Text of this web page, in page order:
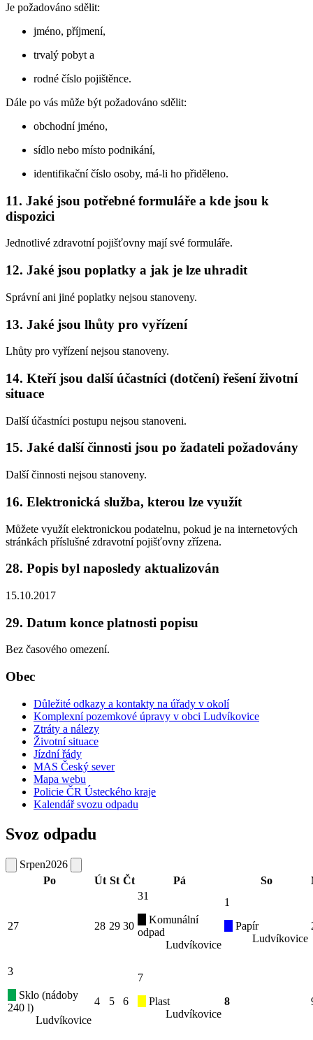
Je požadováno sdělit:
jméno, příjmení,
trvalý pobyt a
rodné číslo pojištěnce.
Dále po vás může být požadováno sdělit:
obchodní jméno,
sídlo nebo místo podnikání,
identifikační číslo osoby, má-li ho přiděleno.
11. Jaké jsou potřebné formuláře a kde jsou k
dispozici
Jednotlivé zdravotní pojišťovny mají své formuláře.
12. Jaké jsou poplatky a jak je lze uhradit
Správní ani jiné poplatky nejsou stanoveny.
13. Jaké jsou lhůty pro vyřízení
Lhůty pro vyřízení nejsou stanoveny.
14. Kteří jsou další účastníci (dotčení) řešení životní
situace
Další účastníci postupu nejsou stanoveni.
15. Jaké další činnosti jsou po žadateli požadovány
Další činnosti nejsou stanoveny.
16. Elektronická služba, kterou lze využít
Můžete využít elektronickou podatelnu, pokud je na internetových
stránkách příslušné zdravotní pojišťovny zřízena.
28. Popis byl naposledy aktualizován
15.10.2017
29. Datum konce platnosti popisu
Bez časového omezení.
Obec
Důležité odkazy a kontakty na úřady v okolí
Komplexní pozemkové úpravy v obci Ludvíkovice
Ztráty a nálezy
Životní situace
Jízdní řády
MAS Český sever
Mapa webu
Policie ČR Ústeckého kraje
Kalendář svozu odpadu
Svoz odpadu
Srpen2026
Po
Út St Čt Pá So
27 28 29 30
31
Komunální
odpad
Ludvíkovice
1
Papír
Ludvíkovice
3
Sklo (nádoby
240 l)
Ludvíkovice
4 5 6
7
Plast
Ludvíkovice
8